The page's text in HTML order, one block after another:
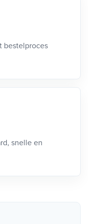
bestelproces
snelle en